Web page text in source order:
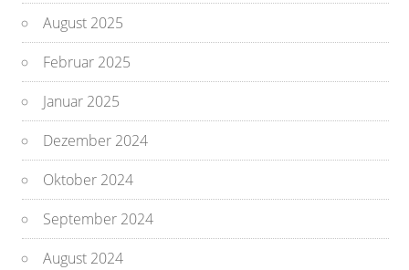
August 2025
Februar 2025
Januar 2025
Dezember 2024
Oktober 2024
September 2024
August 2024